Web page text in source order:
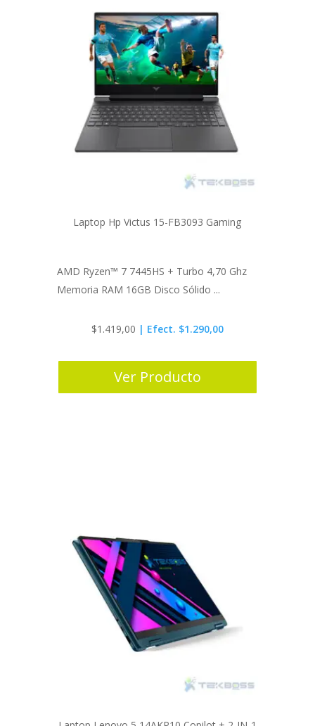
Laptop Hp Victus 15-FB3093 Gaming
AMD Ryzen™ 7 7445HS + Turbo 4,70 Ghz
Memoria RAM 16GB Disco Sólido ...
$1.419,00 | Efect. $1.290,00
Ver Producto